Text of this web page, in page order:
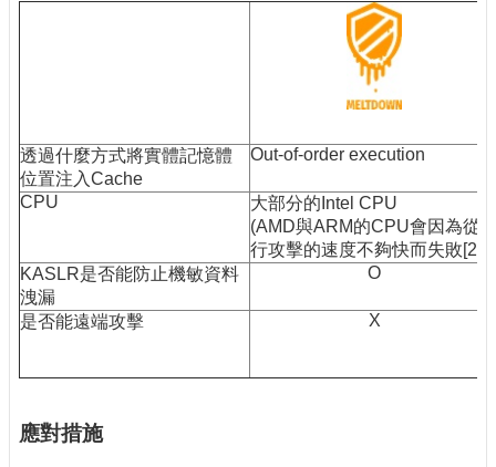
透過什麼方式將實體記憶體
位置注入Cache
Out-of-order execution
CPU
大部分的Intel CPU
(AMD與ARM的CPU會因為從
行攻擊的速度不夠快而失敗[2])
KASLR是否能防止機敏資料
洩漏
O
是否能遠端攻擊 X
應對措施